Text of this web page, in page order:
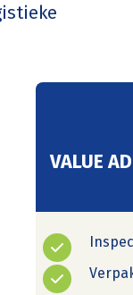
VALUE